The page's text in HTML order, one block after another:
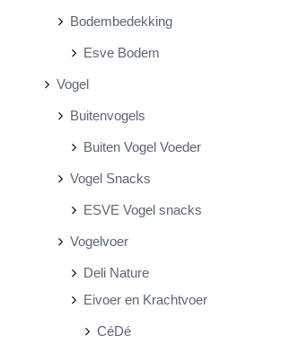
Bodembedekking
Esve Bodem
Vogel
Buitenvogels
Buiten Vogel Voeder
Vogel Snacks
ESVE Vogel snacks
Vogelvoer
Deli Nature
Eivoer en Krachtvoer
CéDé